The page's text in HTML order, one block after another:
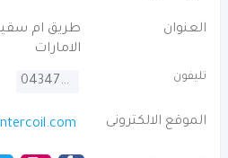
العنوان
طريق ام
الامارات
تليفون 043476557
الموقع الالكترونى